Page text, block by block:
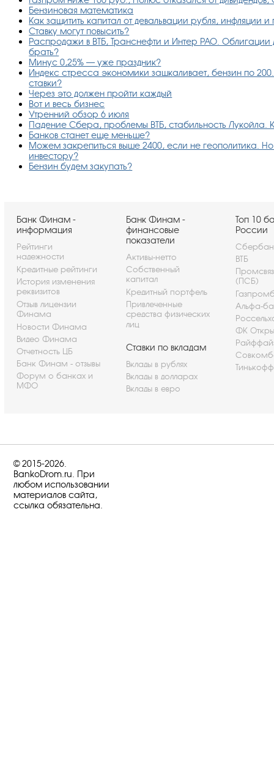
Бензиновая математика
Как защитить капитал от девальвации рубля, инфляции
Ставку могут повысить?
Распродажи в ВТБ, Транснефти и Интер РАО. Облигации
брать?
Минус 0,25% — уже праздник?
Индекс стресса экономики зашкаливает, бензин по
ставки?
Через это должен пройти каждый
Вот и весь бизнес
Утренний обзор 6 июля
Падение Сбера, проблемы ВТБ, стабильность Лукойла.
Банков станет еще меньше?
Можем закрепиться выше 2400, если не геополитика. Но
инвестору?
Бензин будем закупать?
Банк Финам -
информация
Рейтинги
надежности
Кредитные рейтинги
История изменения
реквизитов
Отзыв лицензии
Финама
Новости Финама
Видео Финама
Отчетность ЦБ
Банк Финам - отзывы
Форум о банках и
МФО
Банк Финам -
финансовые
показатели
Активы-нетто
Собственный
капитал
Кредитный портфель
Привлеченные
средства физических
лиц
Ставки по вкладам
Вклады в рублях
Вклады в долларах
Вклады в евро
Топ 10
России
ВТБ
(ПСБ)
Альфа-
ФК
© 2015-2026.
BankoDrom.ru. При
любом использовании
материалов сайта,
ссылка обязательна.